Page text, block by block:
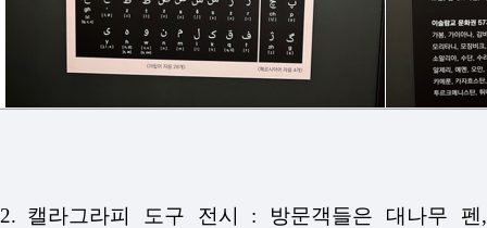
2. 캘라그라피 도구 전시 : 방문객들은 대나무 펜,